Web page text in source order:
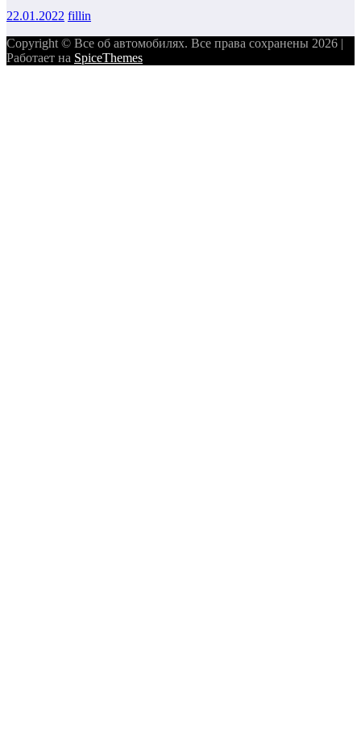
22.01.2022 fillin
Copyright © Все об автомобилях. Все права сохранены 2026 |
Работает на SpiceThemes